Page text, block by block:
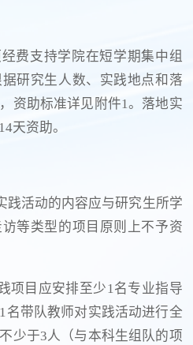
费支持学院在短学期集中组
研究生人数、实践地点和落
资助标准详见附件1。落地实
天资助。
践活动的内容应与研究生所学
等类型的项目原则上不予资
项目应安排至少1名专业指导
名带队教师对实践活动进行全
少于3人（与本科生组队的项